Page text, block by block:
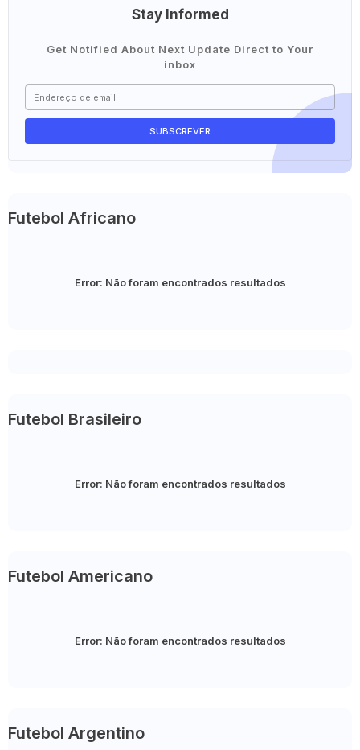
Stay Informed
Get Notified About Next Update Direct to Your
inbox
Futebol Africano
Error: Não foram encontrados resultados
Futebol Brasileiro
Error: Não foram encontrados resultados
Futebol Americano
Error: Não foram encontrados resultados
Futebol Argentino